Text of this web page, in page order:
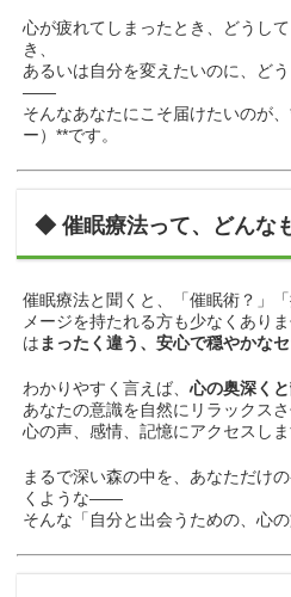
心が疲れてしまったとき、どうし
き、
あるいは自分を変えたいのに、ど
――
そんなあなたにこそ届けたいのが
ー）**です。
◆ 催眠療法って、どんな
催眠療法と聞くと、「催眠術？」
メージを持たれる方も少なくあり
は まったく違う、安心で穏やかな
わかりやすく言えば、心の奥深く
あなたの意識を自然にリラックス
心の声、感情、記憶にアクセスしま
まるで深い森の中を、あなただけ
くような――
そんな「自分と出会うための、心